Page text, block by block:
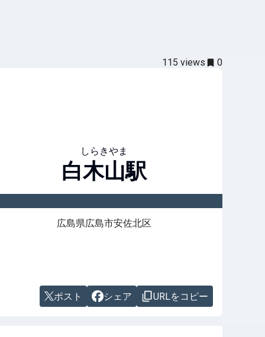
115 views 0
しらきやま
白木山駅
広島県広島市安佐北区
ポスト シェア URLをコピー